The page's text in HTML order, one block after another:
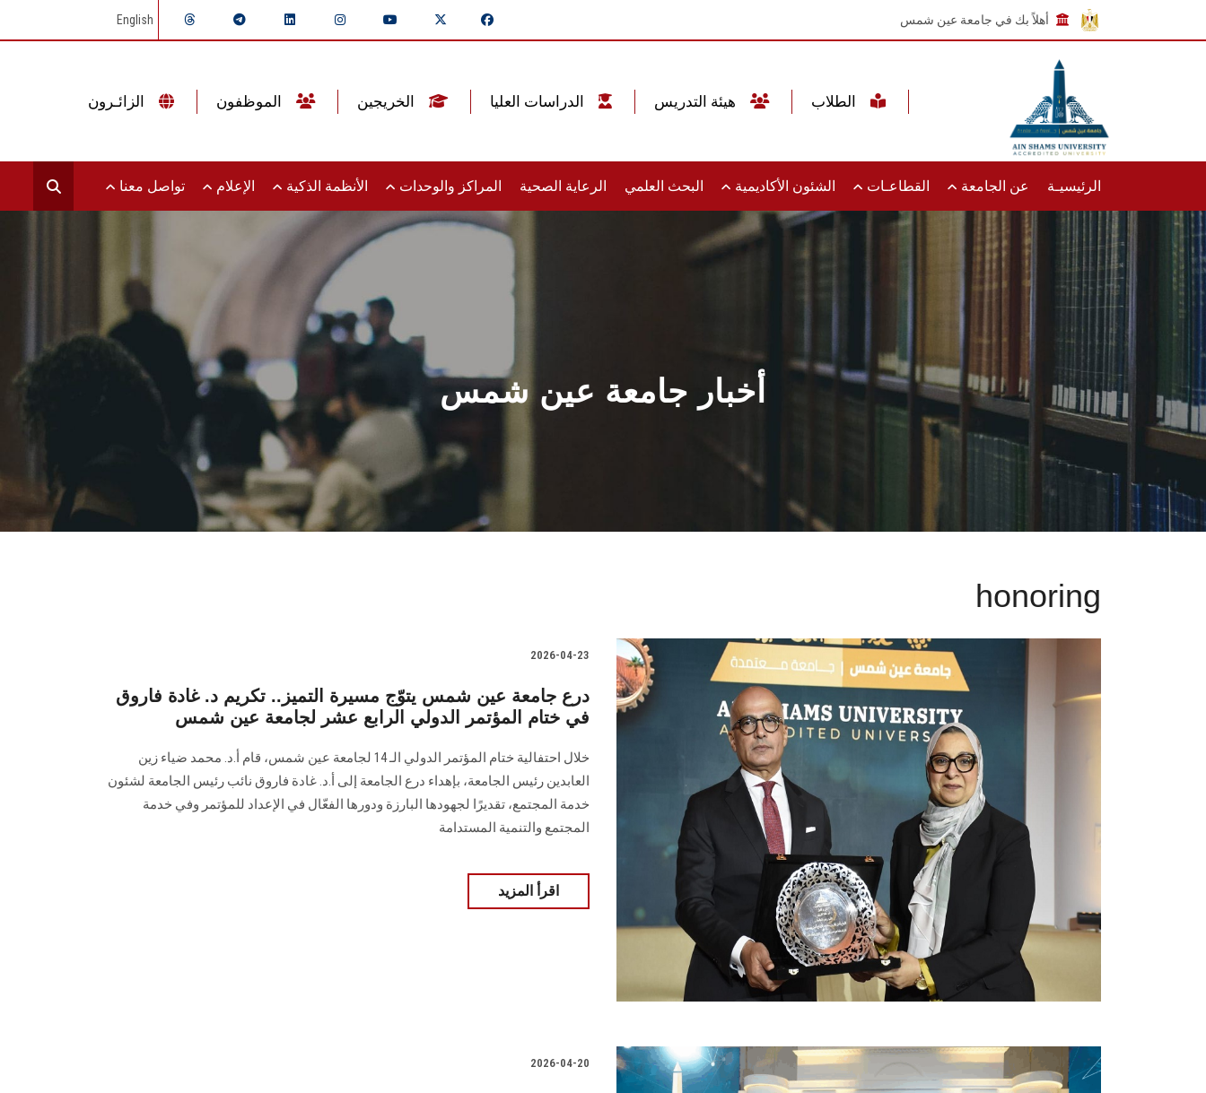
أهلاً بك في جامعة عين شمس English
الرئيسيـة عن الجامعة القطاعـات الشئون الأكاديمية البحث العلمي الرعاية الصحية المراكز والوحدات الأنظمة الذكية الإعلام تواصل معنا
أخبار جامعة عين شمس
honoring
2026-04-23
درع جامعة عين شمس يتوّج مسيرة التميز.. تكريم د. غادة فاروق
في ختام المؤتمر الدولي الرابع عشر لجامعة عين شمس
خلال احتفالية ختام المؤتمر الدولي الـ 14 لجامعة عين شمس، قام أ.د. محمد ضياء زين
العابدين رئيس الجامعة، بإهداء درع الجامعة إلى أ.د. غادة فاروق نائب رئيس الجامعة لشئون
خدمة المجتمع، تقديرًا لجهودها البارزة ودورها الفعّال في الإعداد للمؤتمر وفي خدمة
المجتمع والتنمية المستدامة
اقرأ المزيد
2026-04-20